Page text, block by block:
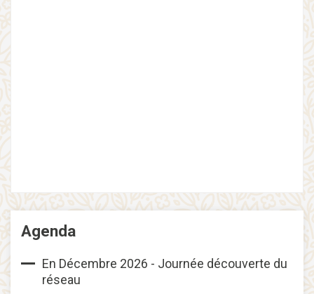
Agenda
En Décembre 2026 - Journée découverte du
réseau